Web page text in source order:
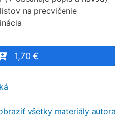
na precvičenie
1,70 €
všetky materiály autora